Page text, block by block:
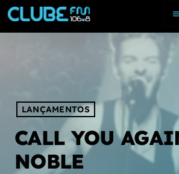
PROGRAMAS
PASSOU
20 MAIS
LANÇAMENTOS
CALL YOU
NOBLE